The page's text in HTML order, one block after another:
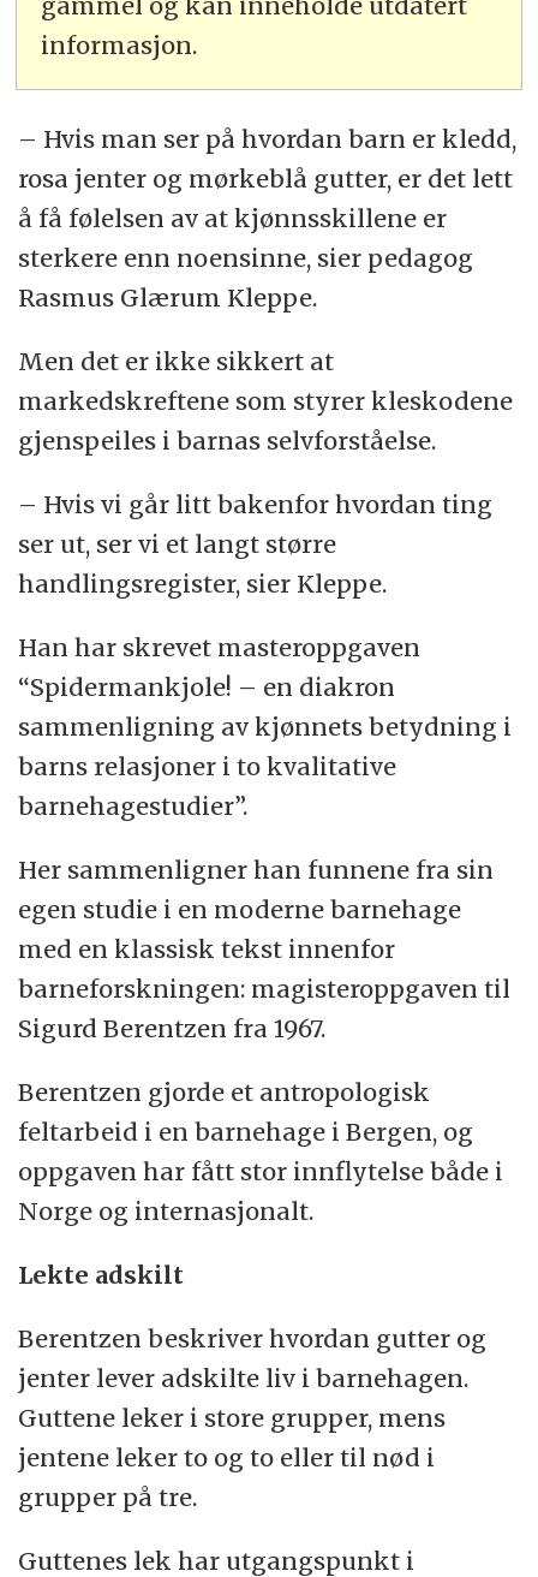
informasjon.
– Hvis man ser på hvordan barn er kledd,
rosa jenter og mørkeblå gutter, er det lett
å få følelsen av at kjønnsskillene er
sterkere enn noensinne, sier pedagog
Rasmus Glærum Kleppe.
Men det er ikke sikkert at
markedskreftene som styrer kleskodene
gjenspeiles i barnas selvforståelse.
– Hvis vi går litt bakenfor hvordan ting
ser ut, ser vi et langt større
handlingsregister, sier Kleppe.
Han har skrevet masteroppgaven
“Spidermankjole! – en diakron
sammenligning av kjønnets betydning i
barns relasjoner i to kvalitative
barnehagestudier”.
Her sammenligner han funnene fra sin
egen studie i en moderne barnehage
med en klassisk tekst innenfor
barneforskningen: magisteroppgaven til
Sigurd Berentzen fra 1967.
Berentzen gjorde et antropologisk
feltarbeid i en barnehage i Bergen, og
oppgaven har fått stor innflytelse både i
Norge og internasjonalt.
Lekte adskilt
Berentzen beskriver hvordan gutter og
jenter lever adskilte liv i barnehagen.
Guttene leker i store grupper, mens
jentene leker to og to eller til nød i
grupper på tre.
Guttenes lek har utgangspunkt i